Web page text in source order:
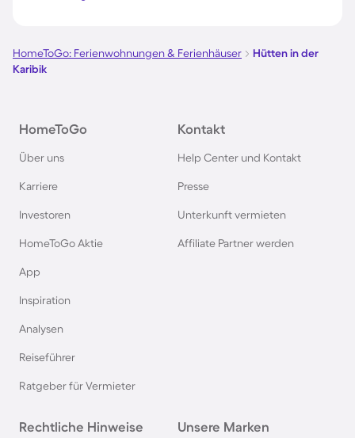
Hütten in Holland
Hütten in Süddeutschland
Hütten in Norwegen
Hütten in Bayern
Hütten in der Schweiz
HomeToGo: Ferienwohnungen & Ferienhäuser
Hütten in der
Karibik
HomeToGo
Über uns
Karriere
Investoren
HomeToGo Aktie
App
Inspiration
Analysen
Reiseführer
Ratgeber für Vermieter
Kontakt
Help Center und Kontakt
Presse
Unterkunft vermieten
Affiliate Partner werden
Rechtliche Hinweise Unsere Marken